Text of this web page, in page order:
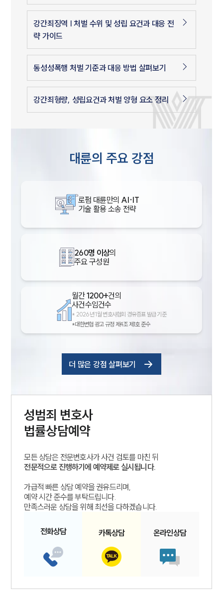
강간죄징역 | 처벌 수위 및 성립 요건과 대응 전
략 가이드
동성성폭행 처벌 기준과 대응 방법 살펴보기
강간죄형량, 성립요건과 처벌 양형 요소 정리
대륜의 주요 강점
로펌 대륜만의 AI·IT
기술 활용 소송 전략
260명 이상의
주요 구성원
월간1200+건의
사건수임건수
* 2026년 1월 변호사협회 경유증표 발급 기준
*대한변협 광고 규정 제4조 제1호 준수
더 많은 강점 살펴보기
성범죄 변호사
법률상담예약
모든 상담은 전문변호사가 사건 검토를 마친 뒤
전문적으로 진행하기에 예약제로 실시됩니다.
가급적 빠른 상담 예약을 권유드리며,
예약 시간 준수를 부탁드립니다.
만족스러운 상담을 위해 최선을 다하겠습니다.
전화상담 카톡상담 온라인상담